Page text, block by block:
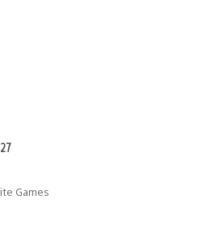
Games